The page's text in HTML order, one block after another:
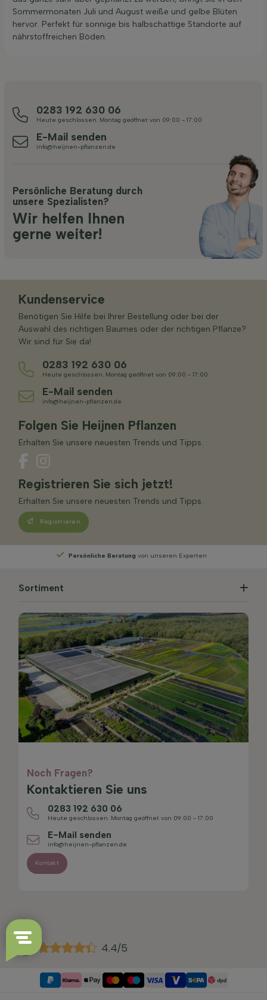
Sommermonaten Juli und August weiße und gelbe Blüten
hervor. Perfekt für sonnige bis halbschattige Standorte auf
nährstoffreichen Böden.
0283 192 630 06
Heute geschlossen. Montag geöffnet von 09:00 - 17:00
E-Mail senden
info@heijnen-pflanzen.de
Persönliche Beratung durch
unsere Spezialisten?
Wir helfen Ihnen
gerne weiter!
Kundenservice
Benötigen Sie Hilfe bei Ihrer Bestellung oder bei der
Auswahl des richtigen Baumes oder der richtigen Pflanze?
Wir sind für Sie da!
0283 192 630 06
Heute geschlossen. Montag geöffnet von 09:00 - 17:00
E-Mail senden
info@heijnen-pflanzen.de
Folgen Sie Heijnen Pflanzen
Erhalten Sie unsere neuesten Trends und Tipps.
Registrieren Sie sich jetzt!
Erhalten Sie unsere neuesten Trends und Tipps.
Registrieren
Persönliche Beratung von unseren Experten
Sortiment
Noch Fragen?
Kontaktieren Sie uns
0283 192 630 06
Heute geschlossen. Montag geöffnet von 09:00 - 17:00
E-Mail senden
info@heijnen-pflanzen.de
Kontakt
4.4/5